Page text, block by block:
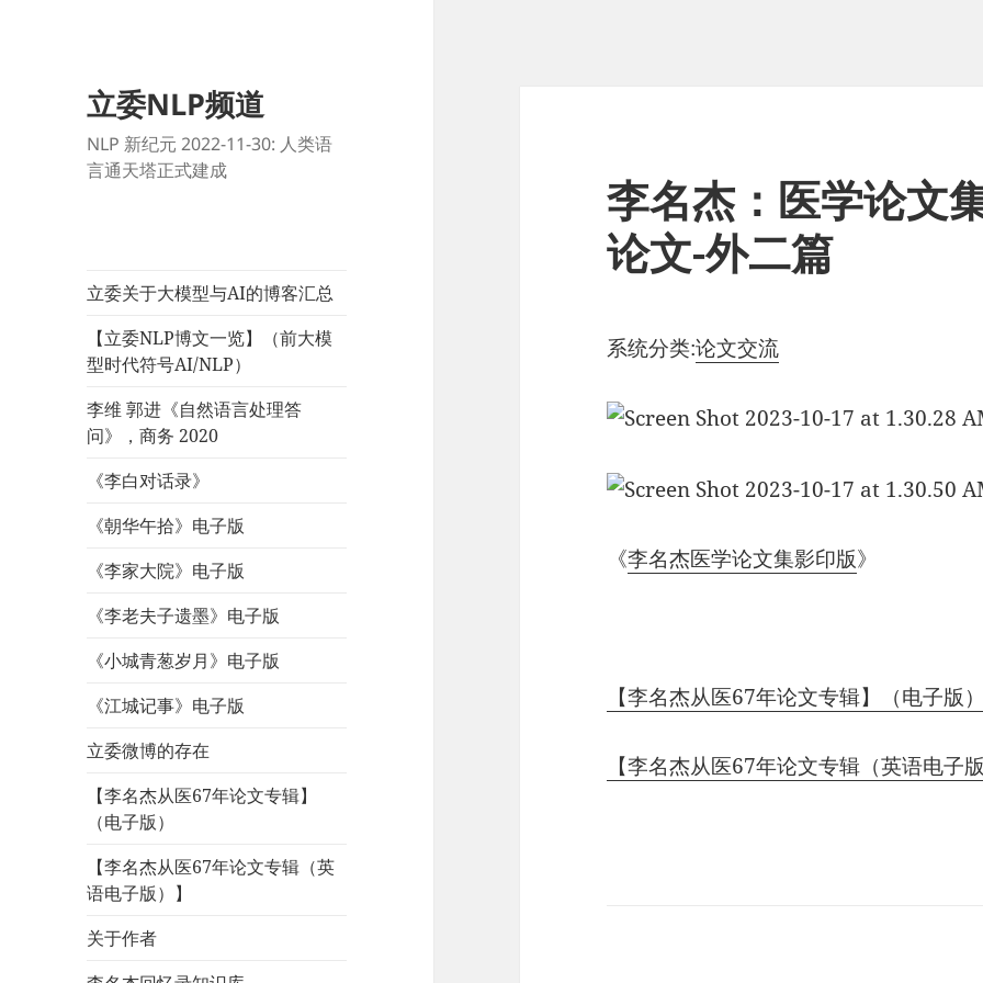
立委NLP频道
NLP 新纪元 2022-11-30: 人类语
言通天塔正式建成
立委关于大模型与AI的博客汇总
【立委NLP博文一览】（前大模
型时代符号AI/NLP）
李维 郭进《自然语言处理答
问》，商务 2020
《李白对话录》
《朝华午拾》电子版
《李家大院》电子版
《李老夫子遗墨》电子版
《小城青葱岁月》电子版
《江城记事》电子版
立委微博的存在
【李名杰从医67年论文专辑】
（电子版）
【李名杰从医67年论文专辑（英
语电子版）】
关于作者
李名杰：医学论文
论文-外二篇
系统分类:论文交流
《李名杰医学论文集影印版》
【李名杰从医67年论文专辑】（电子版）
【李名杰从医67年论文专辑（英语电子版